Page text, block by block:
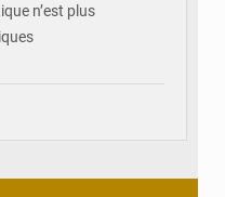
n’est plus